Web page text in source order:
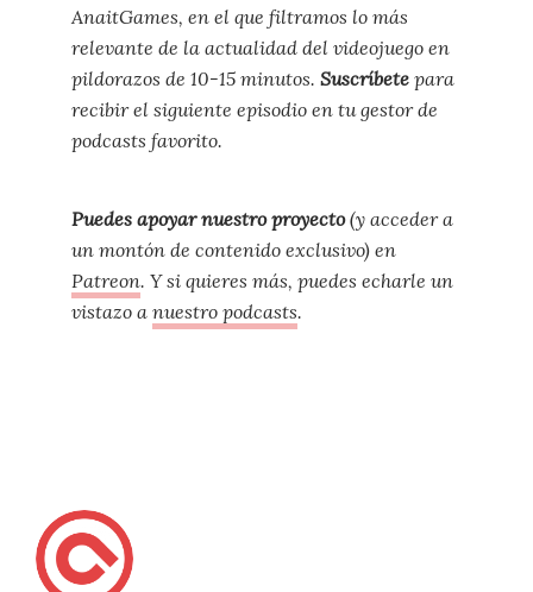
AnaitGames, en el que filtramos lo más
relevante de la actualidad del videojuego en
pildorazos de 10-15 minutos. Suscríbetepara
recibir el siguiente episodio en tu gestor de
podcasts favorito.
Puedes apoyar nuestro proyecto(y acceder a
un montón de contenido exclusivo) en
Patreon. Y si quieres más, puedes echarle un
vistazo anuestro podcasts.